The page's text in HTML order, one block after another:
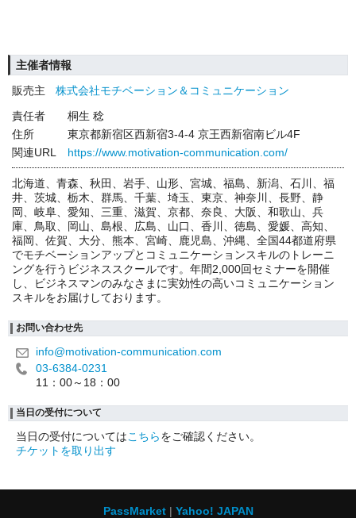
主催者情報
販売主
株式会社モチベーション＆コミュニケーション
責任者
桐生 稔
住所
東京都新宿区西新宿3-4-4 京王西新宿南ビル4F
関連URL
https://www.motivation-communication.com/
北海道、青森、秋田、岩手、山形、宮城、福島、新潟、石川、福
井、茨城、栃木、群馬、千葉、埼玉、東京、神奈川、長野、静
岡、岐阜、愛知、三重、滋賀、京都、奈良、大阪、和歌山、兵
庫、鳥取、岡山、島根、広島、山口、香川、徳島、愛媛、高知、
福岡、佐賀、大分、熊本、宮崎、鹿児島、沖縄、全国44都道府県
でモチベーションアップとコミュニケーションスキルのトレーニ
ングを行うビジネススクールです。年間2,000回セミナーを開催
し、ビジネスマンのみなさまに実効性の高いコミュニケーション
スキルをお届けしております。
お問い合わせ先
info@motivation-communication.com
03-6384-0231
11：00～18：00
当日の受付について
当日の受付についてはこちらをご確認ください。
チケットを取り出す
PassMarket Yahoo! JAPAN